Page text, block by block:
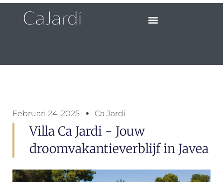
Februari 24, 2025 Ca Jardi
Villa Ca Jardi - Jouw
droomvakantieverblijf in Javea